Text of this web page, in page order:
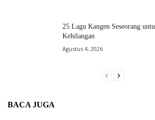
25 Lagu Kangen Seseorang
Kehilangan
Agustus 4, 2026
BACA JUGA